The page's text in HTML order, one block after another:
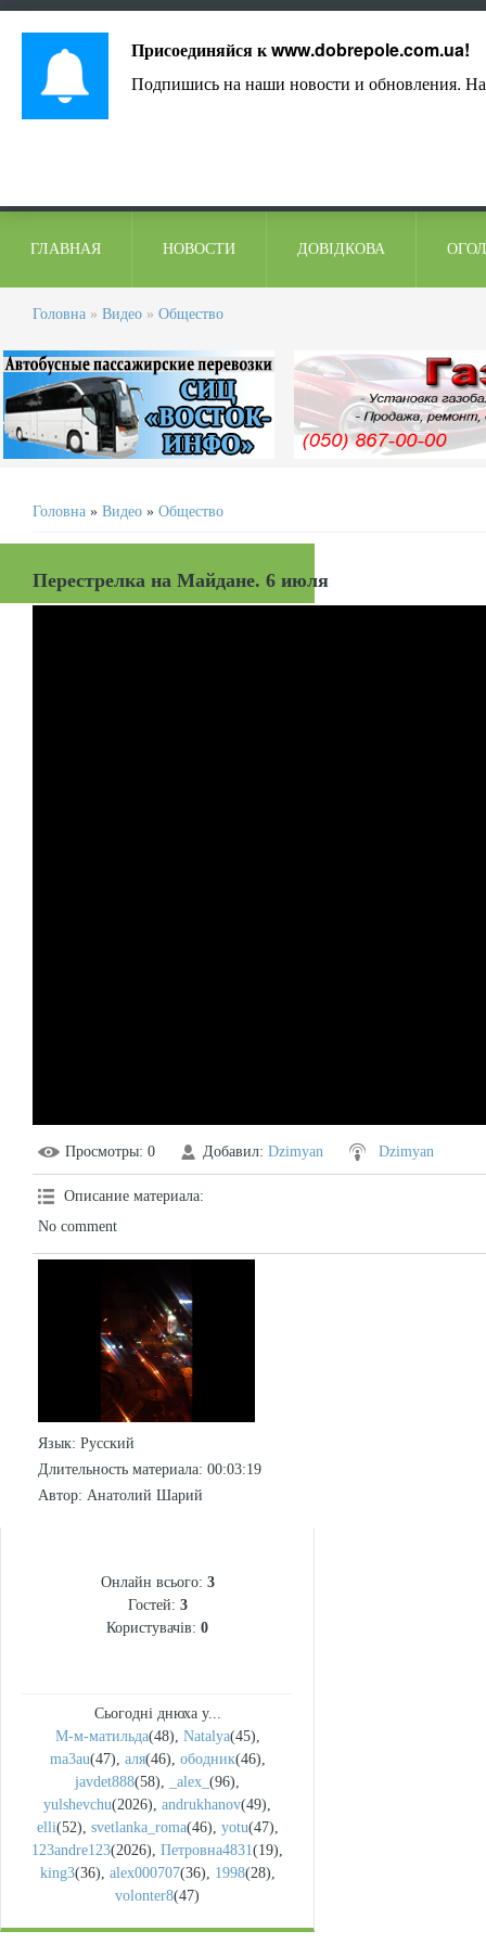
ГЛАВНАЯ НОВОСТИ ДОВІДКОВА
Головна » Видео » Общество
Головна » Видео » Общество
Перестрелка на Майдане. 6 июля
Просмотры: 0 Добавил: Dzimyan Dzimyan
Описание материала:
No comment
Язык: Русский
Длительность материала: 00:03:19
Автор: Анатолий Шарий
Онлайн всього: 3
Гостей: 3
Користувачів: 0
Сьогодні днюха у...
М-м-матильда(48), Natalya(45),
ma3au(47), аля(46), ободник(46),
javdet888(58), _alex_ (96),
yulshevchu(2026), andrukhanov(49),
elli(52), svetlanka_roma(46), yotu(47),
123andre123(2026), Петровна4831(19),
king3(36), alex000707(36), 1998(28),
volonter8(47)
Присоединяйся кwww.dobrepole.com.ua!
Подпишись на наши новости и обновления.